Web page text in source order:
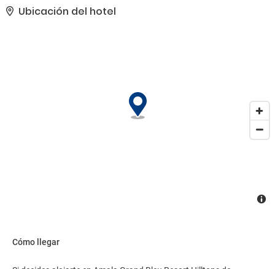
tomando el sol en un abrir y cerrar de ojos.. Tendrás tintorería, un
Ubicación del hotel
Cómo llegar